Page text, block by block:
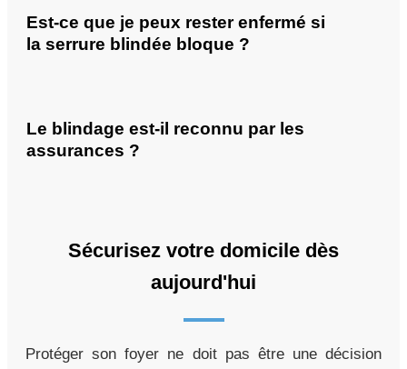
Est-ce que je peux rester enfermé si
la serrure blindée bloque ?
Le blindage est-il reconnu par les
assurances ?
Sécurisez votre domicile dès
aujourd'hui
Protéger son foyer ne doit pas être une décision